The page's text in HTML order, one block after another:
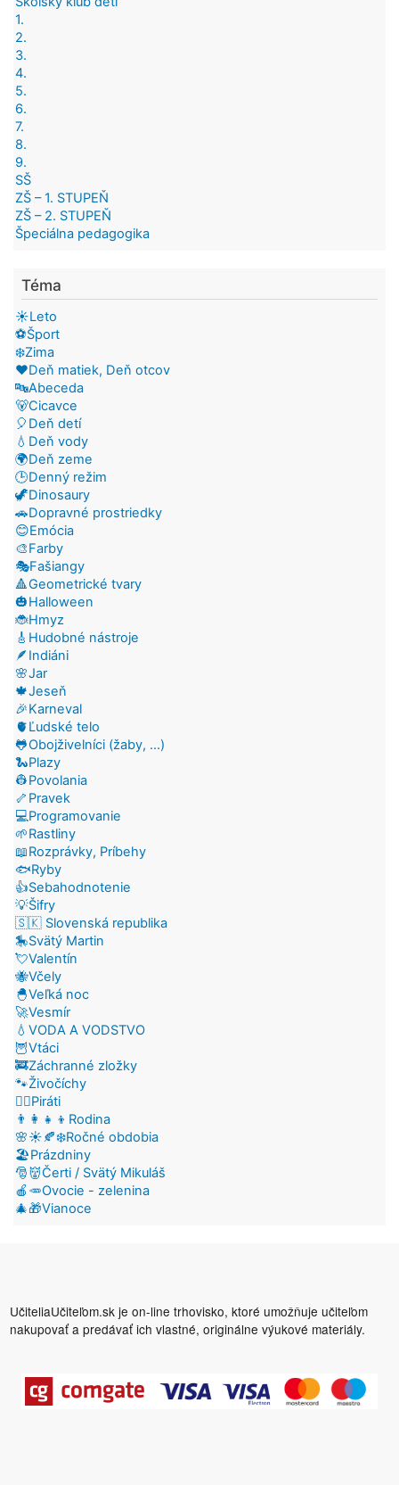
1.
2.
3.
4.
5.
6.
7.
8.
9.
SŠ
ZŠ – 1. STUPEŇ
ZŠ – 2. STUPEŇ
Špeciálna pedagogika
Téma
☀️Leto
⚽Šport
❄️Zima
❤️Deň matiek, Deň otcov
🔤Abeceda
🐻Cicavce
🎈Deň detí
💧Deň vody
🌍Deň zeme
🕒Denný režim
🦖Dinosaury
🚗Dopravné prostriedky
😊Emócia
🎨Farby
🎭Fašiangy
🔺Geometrické tvary
🎃Halloween
🐞Hmyz
🎸Hudobné nástroje
🪶Indiáni
🌸Jar
🍁Jeseň
🎉Karneval
🫀Ľudské telo
🐸Obojživelníci (žaby, ...)
🐍Plazy
👷Povolania
🦴Pravek
💻Programovanie
🌱Rastliny
📖Rozprávky, Príbehy
🐟Ryby
👍Sebahodnotenie
💡Šifry
🇸🇰 Slovenská republika
🎠Svätý Martin
💘Valentín
🐝Včely
🐣Veľká noc
🚀Vesmír
💧VODA A VODSTVO
🦉Vtáci
🚒Záchranné zložky
🐾Živočíchy
🏴‍☠️Piráti
👨‍👩‍👧‍👦Rodina
🌸☀️🍂❄️Ročné obdobia
🏖️Prázdniny
🎅👹Čerti / Svätý Mikuláš
🍎🥕Ovocie - zelenina
🎄🎁Vianoce
UčiteliaUčiteľom.sk je on-line trhovisko, ktoré umožňuje učiteľom
nakupovať a predávať ich vlastné, originálne výukové materiály.